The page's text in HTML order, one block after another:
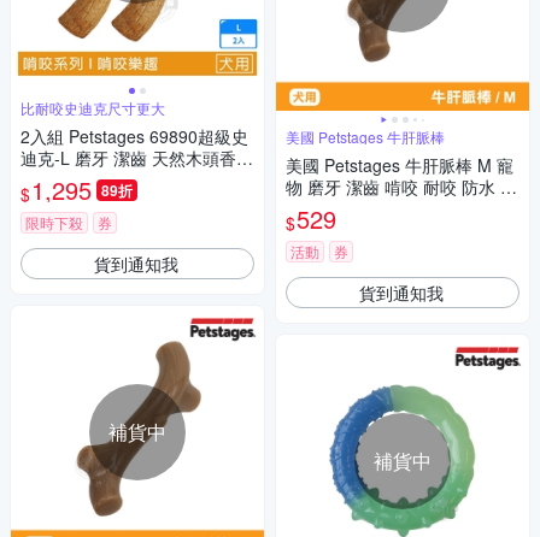
比耐咬史迪克尺寸更大
2入組 Petstages 69890超級史
迪克-L 磨牙 潔齒 天然木頭香
狗狗潔牙玩具 狗玩具 全犬適用
$1,295 89折
限時下殺 券
貨到通知我
補貨中
美國 Petstages 牛肝脈棒
美國 Petstages 牛肝脈棒 M 寵
物 磨牙 潔齒 啃咬 耐咬 防水 狗
玩具 安全 寵物玩具
$529
活動 券
貨到通知我
補貨中